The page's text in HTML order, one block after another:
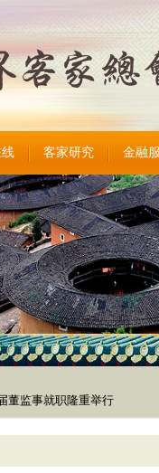
客家研究 金融
董监事就职隆重举行